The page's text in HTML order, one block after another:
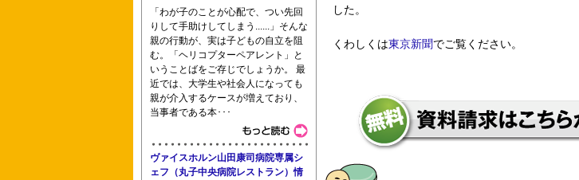
板橋区医師会立看護高等専修学校 板橋中央看護専門学校 日本赤十字北海道看
した。
くわしくは東京新聞でご覧ください。
「わが子のことが心配で、つい先回
りして手助けしてしまう......」そんな
親の行動が、実は子どもの自立を阻
む。「ヘリコプターペアレント」と
いうことばをご存じでしょうか。 最
近では、大学生や社会人になっても
親が介入するケースが増えており、
当事者である本･･･
ヴァイスホルン山田康司病院専属シ
ェフ（丸子中央病院レストラン）情